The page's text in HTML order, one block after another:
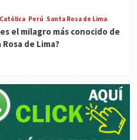
Perú Santa Rosa de Lima
es el milagro más conocido de
de Lima?